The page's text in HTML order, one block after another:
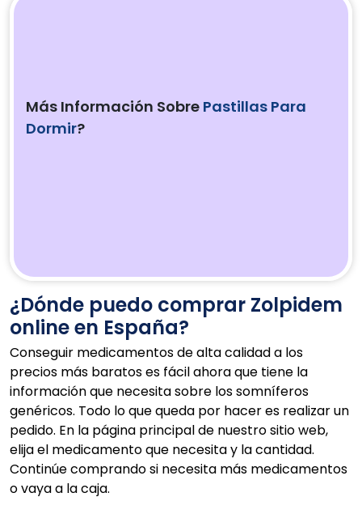
Más Información Sobre Pastillas Para
Dormir?
¿Dónde puedo comprar Zolpidem
online en España?
Conseguir medicamentos de alta calidad a los
precios más baratos es fácil ahora que tiene la
información que necesita sobre los somníferos
genéricos. Todo lo que queda por hacer es realizar un
pedido. En la página principal de nuestro sitio web,
elija el medicamento que necesita y la cantidad.
Continúe comprando si necesita más medicamentos
o vaya a la caja.